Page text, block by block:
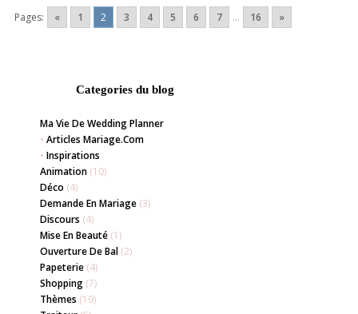
Pages: « 1 2 3 4 5 6 7 ... 16 »
Categories du blog
Ma Vie De Wedding Planner
• Articles Mariage.com
• Inspirations
Animation(10)
Déco (4)
Demande En Mariage(3)
Discours (4)
Mise En Beauté(1)
Ouverture De Bal(2)
Papeterie(4)
Shopping(7)
Thèmes (19)